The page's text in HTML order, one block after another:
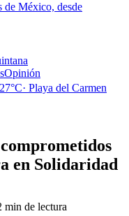
de México, desde
Opinión
27°C· Playa del Carmen
en Solidaridad
min de lectura